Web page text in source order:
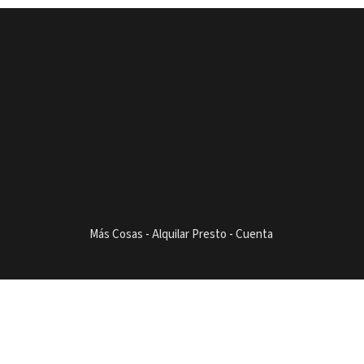
Más Cosas -Alquilar Presto -Cuenta